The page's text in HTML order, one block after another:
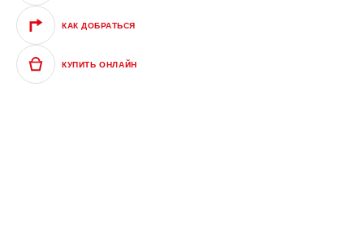
КАК ДОБРАТЬСЯ
КУПИТЬ ОНЛАЙН